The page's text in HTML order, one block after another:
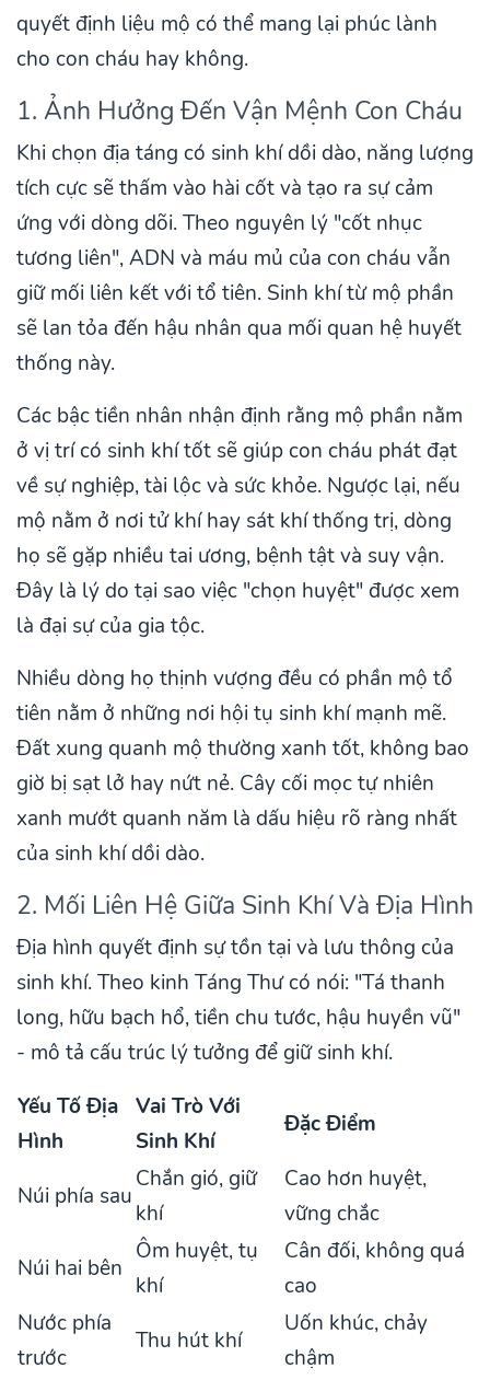
quyết định liệu mộ có thể mang lại phúc lành
cho con cháu hay không.
1. Ảnh Hưởng Đến Vận Mệnh Con Cháu
Khi chọn địa táng có sinh khí dồi dào, năng lượng
tích cực sẽ thấm vào hài cốt và tạo ra sự cảm
ứng với dòng dõi. Theo nguyên lý "cốt nhục
tương liên", ADN và máu mủ của con cháu vẫn
giữ mối liên kết với tổ tiên. Sinh khí từ mộ phần
sẽ lan tỏa đến hậu nhân qua mối quan hệ huyết
thống này.
Các bậc tiền nhân nhận định rằng mộ phần nằm
ở vị trí có sinh khí tốt sẽ giúp con cháu phát đạt
về sự nghiệp, tài lộc và sức khỏe. Ngược lại, nếu
mộ nằm ở nơi tử khí hay sát khí thống trị, dòng
họ sẽ gặp nhiều tai ương, bệnh tật và suy vận.
Đây là lý do tại sao việc "chọn huyệt" được xem
là đại sự của gia tộc.
Nhiều dòng họ thịnh vượng đều có phần mộ tổ
tiên nằm ở những nơi hội tụ sinh khí mạnh mẽ.
Đất xung quanh mộ thường xanh tốt, không bao
giờ bị sạt lở hay nứt nẻ. Cây cối mọc tự nhiên
xanh mướt quanh năm là dấu hiệu rõ ràng nhất
của sinh khí dồi dào.
2. Mối Liên Hệ Giữa Sinh Khí Và Địa Hình
Địa hình quyết định sự tồn tại và lưu thông của
sinh khí. Theo kinh Táng Thư có nói: "Tá thanh
long, hữu bạch hổ, tiền chu tước, hậu huyền vũ"
- mô tả cấu trúc lý tưởng để giữ sinh khí.
Yếu Tố Địa
Hình
Vai Trò Với
Sinh Khí
Đặc Điểm
Núi phía sau
Chắn gió, giữ
khí
Cao hơn huyệt,
vững chắc
Núi hai bên
Ôm huyệt, tụ
khí
Cân đối, không quá
cao
Nước phía
trước
Thu hút khí
Uốn khúc, chảy
chậm